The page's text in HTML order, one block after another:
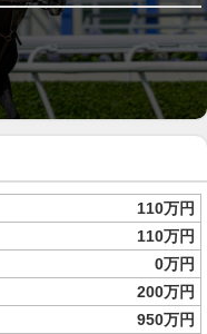
110万円
110万円
0万円
200万円
950万円